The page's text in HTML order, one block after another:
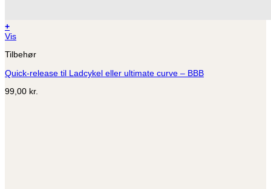
+
Vis
Tilbehør
Quick-release til Ladcykel eller ultimate curve – BBB
99,00 kr.